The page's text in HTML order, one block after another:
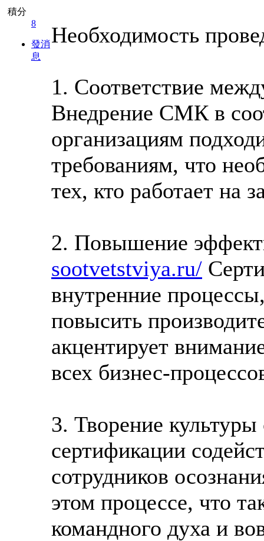
積分
8
發消
息
Необходимость
1. Соответствие
Внедрение СМК в
организациям
требованиям, что
тех, кто работает на
2. Повышение
sootvetstviya.ru/
внутренние
повысить
акцентирует
всех бизнес-
3. Творение
сертификации
сотрудников
этом процессе, что
командного духа и